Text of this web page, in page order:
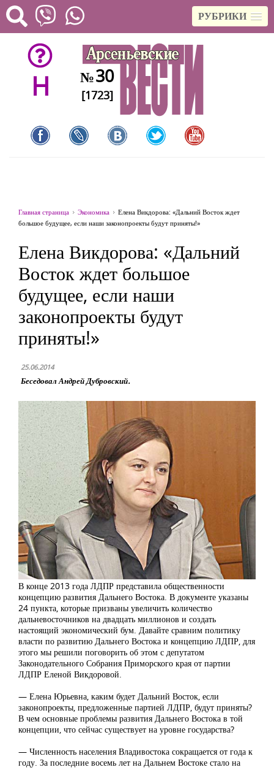
РУБРИКИ
H №30
[1723]
Главная страница Экономика
Елена Викдорова: «Дальний Восток ждет
большое будущее, если наши законопроекты будут приняты!»
Елена Викдорова: «Дальний
Восток ждет большое
будущее, если наши
законопроекты будут
приняты!»
25.06.2014
Беседовал Андрей Дубровский.
В конце 2013 года ЛДПР представила общественности
концепцию развития Дальнего Востока. В документе указаны
24 пункта, которые призваны увеличить количество
дальневосточников на двадцать миллионов и создать
настоящий экономический бум. Давайте сравним политику
власти по развитию Дальнего Востока и концепцию ЛДПР, для
этого мы решили поговорить об этом с депутатом
Законодательного Собрания Приморского края от партии
ЛДПР Еленой Викдоровой.
— Елена Юрьевна, каким будет Дальний Восток, если
законопроекты, предложенные партией ЛДПР, будут приняты?
В чем основные проблемы развития Дальнего Востока в той
концепции, что сейчас существует на уровне государства?
— Численность населения Владивостока сокращается от года к
году. За последние восемь лет на Дальнем Востоке стало на